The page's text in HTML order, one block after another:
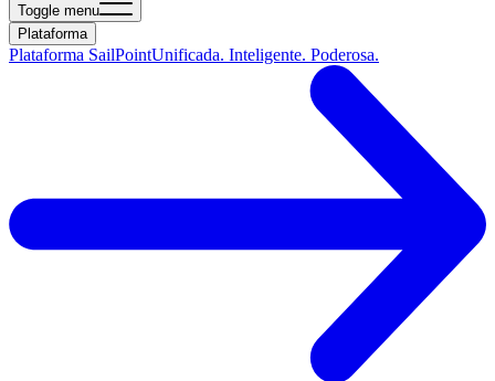
Toggle menu
Plataforma
Plataforma SailPointUnificada. Inteligente. Poderosa.